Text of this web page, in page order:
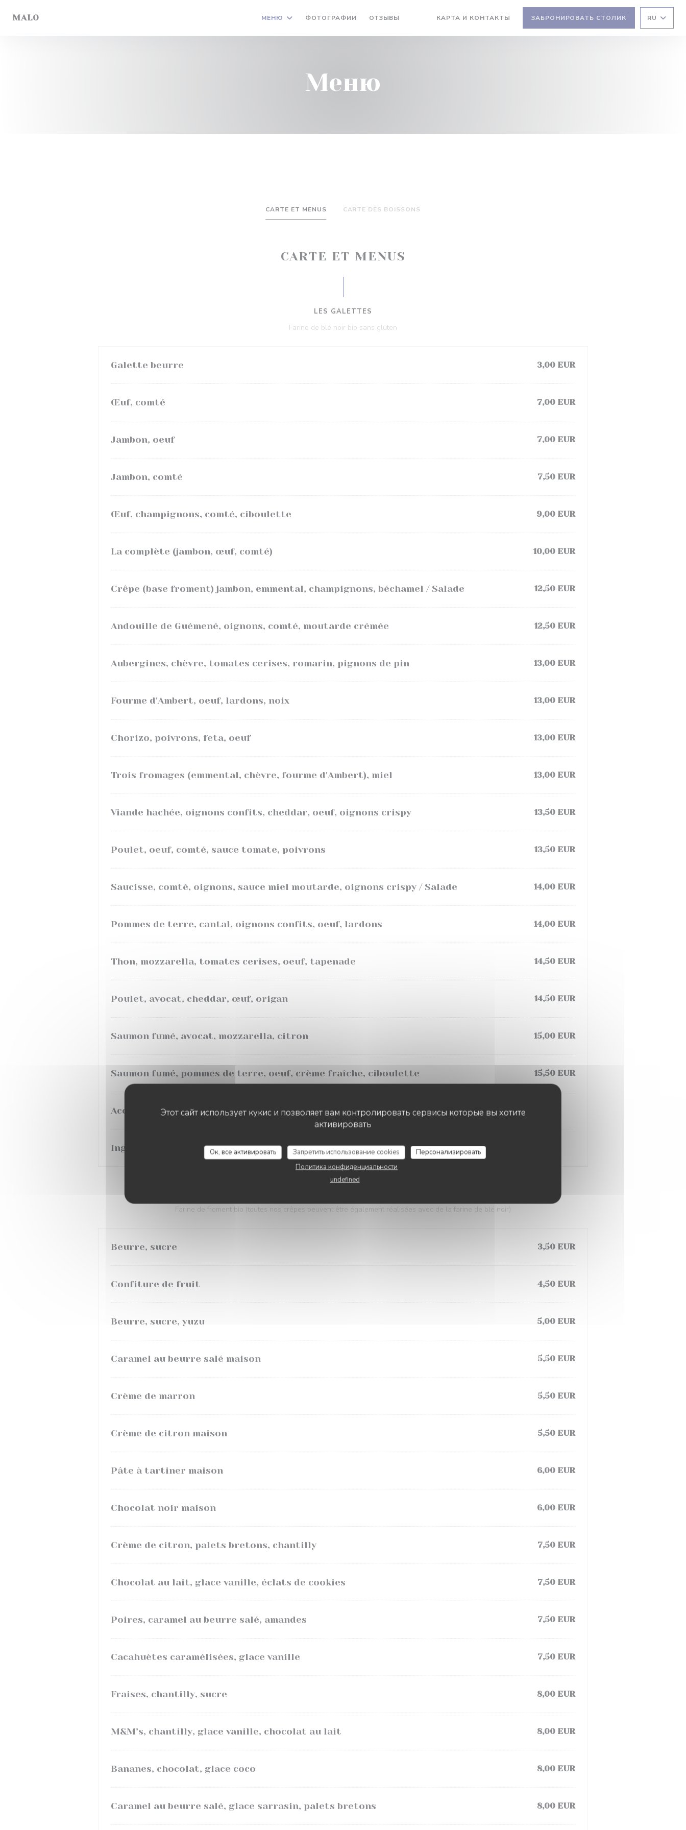
Этот сайт использует кукис и позволяет вам контролировать сервисы которые вы хотите
активировать
Ок, все активировать Запретить использование cookies
Персонализировать
Политика конфиденциальности
undefined
MALO МЕНЮ ФОТОГРАФИИ ОТЗЫВЫ КАРТА И КОНТАКТЫ ЗАБРОНИРОВАТЬ СТОЛИК RU
Меню
CARTE ET MENUS CARTE DES BOISSONS
CARTE ET MENUS
LES GALETTES
Farine de blé noir bio sans gluten
Galette beurre 3,00 EUR
Œuf, comté 7,00 EUR
Jambon, oeuf 7,00 EUR
Jambon, comté 7,50 EUR
Œuf, champignons, comté, ciboulette 9,00 EUR
La complète (jambon, œuf, comté) 10,00 EUR
Crêpe (base froment) jambon, emmental, champignons, béchamel / Salade 12,50 EUR
Andouille de Guémené, oignons, comté, moutarde crémée 12,50 EUR
Aubergines, chèvre, tomates cerises, romarin, pignons de pin 13,00 EUR
Fourme d'Ambert, oeuf, lardons, noix 13,00 EUR
Chorizo, poivrons, feta, oeuf 13,00 EUR
Trois fromages (emmental, chèvre, fourme d'Ambert), miel 13,00 EUR
Viande hachée, oignons confits, cheddar, oeuf, oignons crispy 13,50 EUR
Poulet, oeuf, comté, sauce tomate, poivrons 13,50 EUR
Saucisse, comté, oignons, sauce miel moutarde, oignons crispy / Salade 14,00 EUR
Pommes de terre, cantal, oignons confits, oeuf, lardons 14,00 EUR
Thon, mozzarella, tomates cerises, oeuf, tapenade 14,50 EUR
Poulet, avocat, cheddar, œuf, origan 14,50 EUR
Saumon fumé, avocat, mozzarella, citron 15,00 EUR
Saumon fumé, pommes de terre, oeuf, crème fraîche, ciboulette 15,50 EUR
Accompagnement salade verte : + 3 €
Ingrédient supplémentaire : + 2 €
Farine de froment bio (toutes nos crêpes peuvent être également réalisées avec de la farine de blé noir)
Beurre, sucre 3,50 EUR
Confiture de fruit 4,50 EUR
Beurre, sucre, yuzu 5,00 EUR
Caramel au beurre salé maison 5,50 EUR
Crème de marron 5,50 EUR
Crème de citron maison 5,50 EUR
Pâte à tartiner maison 6,00 EUR
Chocolat noir maison 6,00 EUR
Crème de citron, palets bretons, chantilly 7,50 EUR
Chocolat au lait, glace vanille, éclats de cookies 7,50 EUR
Poires, caramel au beurre salé, amandes 7,50 EUR
Cacahuètes caramélisées, glace vanille 7,50 EUR
Fraises, chantilly, sucre 8,00 EUR
M&M’s, chantilly, glace vanille, chocolat au lait 8,00 EUR
Bananes, chocolat, glace coco 8,00 EUR
Caramel au beurre salé, glace sarrasin, palets bretons 8,00 EUR
MALO